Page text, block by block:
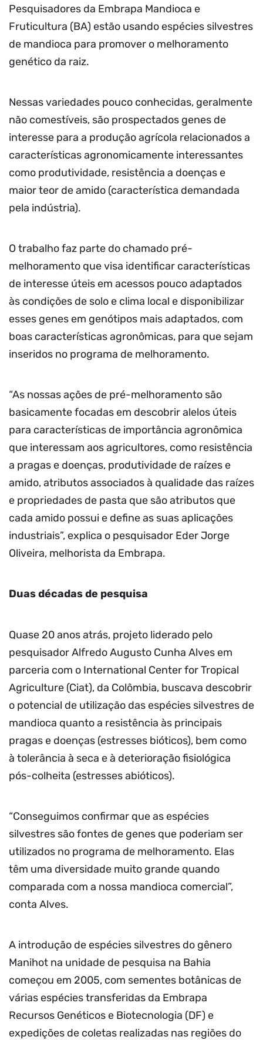
Pesquisadores da Embrapa Mandioca e
Fruticultura (BA) estão usando espécies silvestres
de mandioca para promover o melhoramento
genético da raiz.
Nessas variedades pouco conhecidas, geralmente
não comestíveis, são prospectados genes de
interesse para a produção agrícola relacionados a
características agronomicamente interessantes
como produtividade, resistência a doenças e
maior teor de amido (característica demandada
pela indústria).
O trabalho faz parte do chamado pré-
melhoramento que visa identificar características
de interesse úteis em acessos pouco adaptados
às condições de solo e clima local e disponibilizar
esses genes em genótipos mais adaptados, com
boas características agronômicas, para que sejam
inseridos no programa de melhoramento.
“As nossas ações de pré-melhoramento são
basicamente focadas em descobrir alelos úteis
para características de importância agronômica
que interessam aos agricultores, como resistência
a pragas e doenças, produtividade de raízes e
amido, atributos associados à qualidade das raízes
e propriedades de pasta que são atributos que
cada amido possui e define as suas aplicações
industriais”, explica o pesquisador Eder Jorge
Oliveira, melhorista da Embrapa.
Duas décadas de pesquisa
Quase 20 anos atrás, projeto liderado pelo
pesquisador Alfredo Augusto Cunha Alves em
parceria com o International Center for Tropical
Agriculture (Ciat), da Colômbia, buscava descobrir
o potencial de utilização das espécies silvestres de
mandioca quanto a resistência às principais
pragas e doenças (estresses bióticos), bem como
à tolerância à seca e à deterioração fisiológica
pós-colheita (estresses abióticos).
“Conseguimos confirmar que as espécies
silvestres são fontes de genes que poderiam ser
utilizados no programa de melhoramento. Elas
têm uma diversidade muito grande quando
comparada com a nossa mandioca comercial”,
conta Alves.
A introdução de espécies silvestres do gênero
Manihot na unidade de pesquisa na Bahia
começou em 2005, com sementes botânicas de
várias espécies transferidas da Embrapa
Recursos Genéticos e Biotecnologia (DF) e
expedições de coletas realizadas nas regiões do